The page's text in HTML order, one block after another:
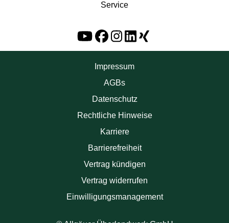
Service
Impressum
AGBs
Datenschutz
Rechtliche Hinweise
Karriere
Barrierefreiheit
Vertrag kündigen
Vertrag widerrufen
Einwilligungsmanagement